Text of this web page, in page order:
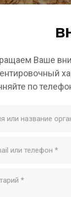
изготовлен из
сотовым
Ваше
по